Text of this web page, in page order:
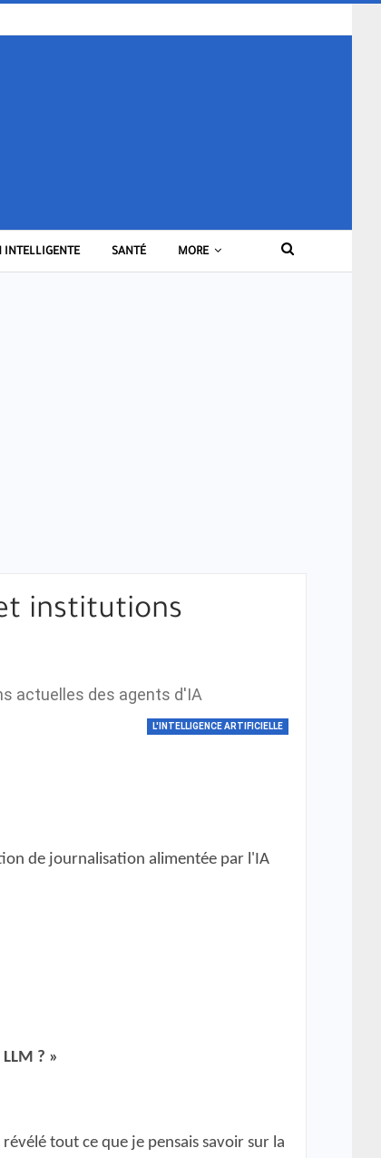
INTELLIGENTE SANTÉ MORE
institutions
actuelles des agents d'IA
L'INTELLIGENCE ARTIFICIELLE
de journalisation alimentée par l'IA
? »
tout ce que je pensais savoir sur la